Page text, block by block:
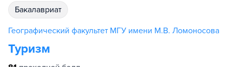
бакалавриат
Географический факультет МГУ имени М.В. Ломоносова
Туризм